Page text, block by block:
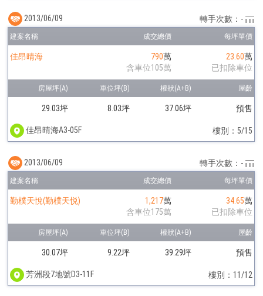
佳昂晴海 790萬
含車位105萬
23.60萬
已扣除車位
29.03坪 8.03坪 37.06坪 預售
佳昂晴海A3-05F 樓別：5/15
2013/06/09 轉手次數：-
勤樸天悅(勤樸天悦) 1,217萬
含車位175萬
34.65萬
已扣除車位
30.07坪 9.22坪 39.29坪 預售
芳洲段7地號D3-11F 樓別：11/12
2013/06/09 轉手次數：-